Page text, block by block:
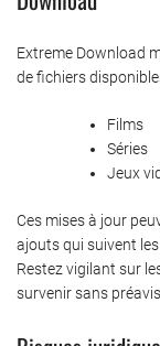
Extreme Download
de fichiers
Films
Séries
Jeux
Ces mises à jour
ajouts qui suivent
Restez vigilant sur
survenir sans préavis.